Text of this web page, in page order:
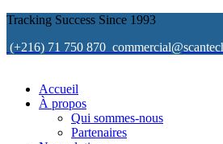
Tracking Success Since 1993
(+216) 71 750 870
Accueil
À propos
Qui sommes-nous
Partenaires